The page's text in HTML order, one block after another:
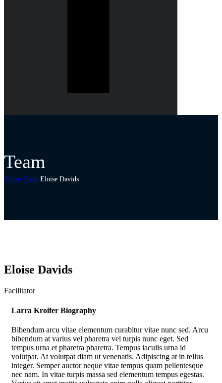
Team
Home Team Eloise Davids
Eloise Davids
Facilitator
Larra Kroifer Biography
Bibendum arcu vitae elementum curabitur vitae nunc sed. Arcu
bibendum at varius vel pharetra vel turpis nunc eget. Sed
tempus urna et pharetra pharetra. Tempus iaculis urna id
volutpat. At volutpat diam ut venenatis. Adipiscing at in tellus
integer. Semper auctor neque vitae tempus quam pellentesque
nec nam. In vitae turpis massa sed elementum tempus egestas.